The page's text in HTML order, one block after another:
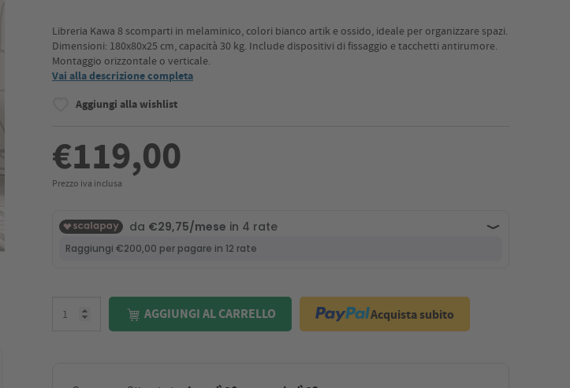
Libreria Kawa 8 scomparti in melaminico, colori bianco artik e ossido, ideale per organizzare spazi.
Dimensioni: 180x80x25 cm, capacità 30 kg. Include dispositivi di fissaggio e tacchetti antirumore.
Montaggio orizzontale o verticale.
Vai alla descrizione completa
Aggiungi alla wishlist
€119,00
Prezzo iva inclusa
AGGIUNGI AL CARRELLO Acquista subito